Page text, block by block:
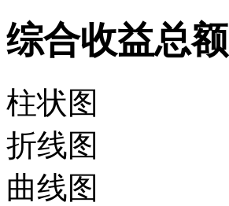
综合收益总额
柱状图
折线图
曲线图